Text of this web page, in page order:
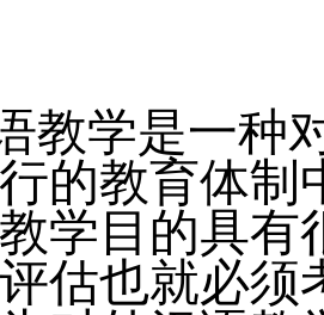
教学是一种
的教育体制
学目的具有
估也就必须